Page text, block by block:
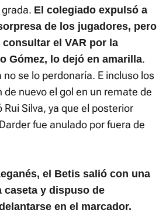
El colegiado expulsó a
de los jugadores, pero
el VAR por la
Gómez, lo dejó en amarilla.
no se lo perdonaría. E incluso los
nuevo el gol en un remate de
Rui Silva, ya que el posterior
fue anulado por fuera de
el Betis salió con una
caseta y dispuso de
en el marcador.